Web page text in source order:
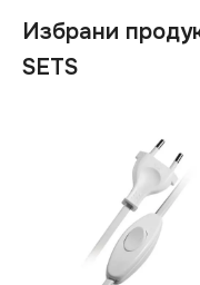
Избрани
SETS